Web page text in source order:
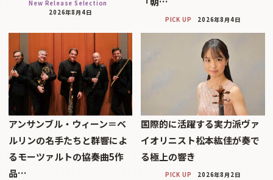
New Release Selection
2026年8月4日
PICK UP 2026年8月4日
アンサンブル・ウィーン＝ベ
ルリンの名手たちと群響によ
るモーツァルトの協奏曲5作
品…
国際的に活躍する実力派ヴァ
イオリニスト松本紘佳が奏で
る極上の響き
PICK UP 2026年8月2日